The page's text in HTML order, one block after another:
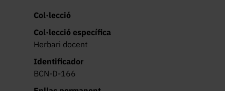
Col·lecció
Col·lecció específica
Herbari docent
Identificador
BCN-D-166